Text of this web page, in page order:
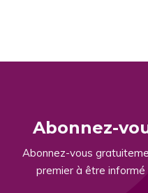
Abonnez-
Abonnez-vous
premier à être informé